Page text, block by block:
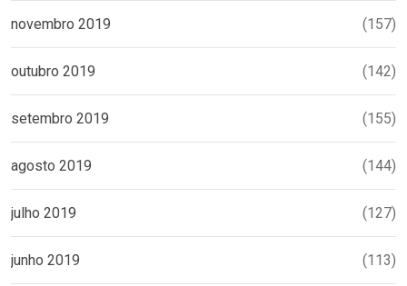
novembro 2019 (157)
outubro 2019 (142)
setembro 2019 (155)
agosto 2019 (144)
julho 2019 (127)
junho 2019 (113)